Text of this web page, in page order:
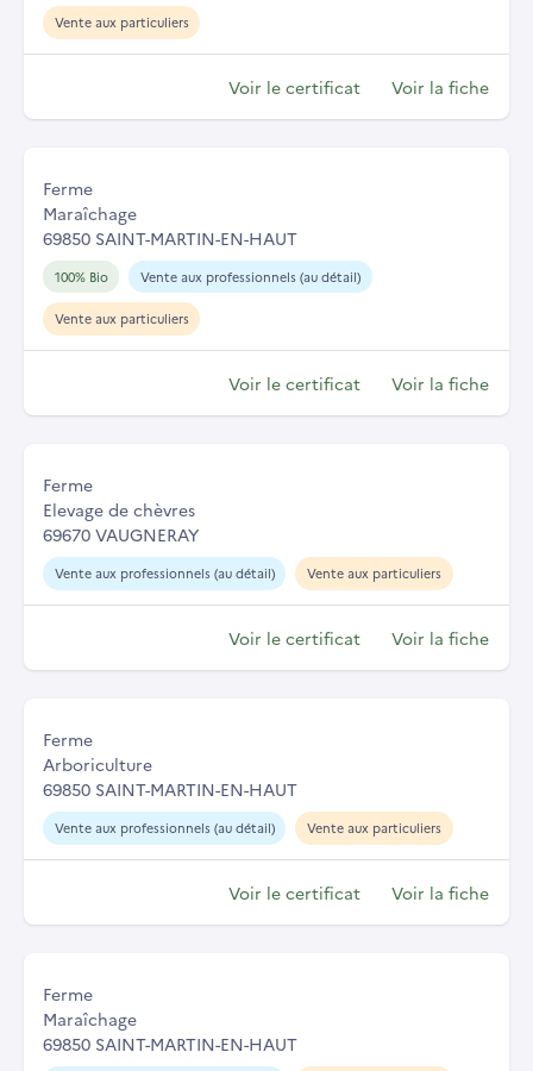
Vente aux particuliers
Voir le certificat Voir la fiche
Ferme
Maraîchage
69850 SAINT-MARTIN-EN-HAUT
100% Bio Vente aux professionnels (au détail)
Vente aux particuliers
Voir le certificat Voir la fiche
Ferme
Elevage de chèvres
69670 VAUGNERAY
Vente aux professionnels (au détail) Vente aux particuliers
Voir le certificat Voir la fiche
Ferme
Arboriculture
69850 SAINT-MARTIN-EN-HAUT
Vente aux professionnels (au détail) Vente aux particuliers
Voir le certificat Voir la fiche
Ferme
Maraîchage
69850 SAINT-MARTIN-EN-HAUT